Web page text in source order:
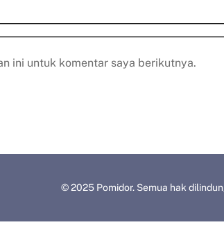
ini untuk komentar saya berikutnya.
© 2025 Pomidor. Semua hak